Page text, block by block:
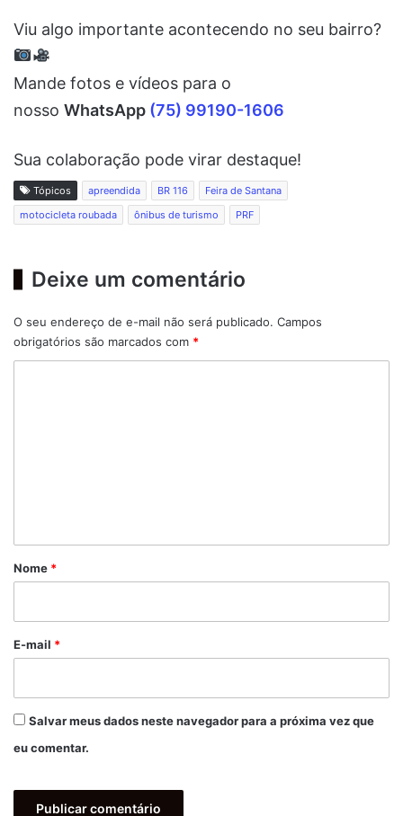
Viu algo importante acontecendo no seu bairro?
Mande fotos e vídeos para o
nosso WhatsApp (75) 99190-1606
Sua colaboração pode virar destaque!
Tópicos apreendida BR 116
Feira de Santana
motocicleta roubada
ônibus de turismo PRF
Deixe um comentário
O seu endereço de e-mail não será publicado. Campos
obrigatórios são marcados com *
r
*
Nome *
E-mail *
Salvar meus dados neste navegador para a próxima vez que
eu comentar.